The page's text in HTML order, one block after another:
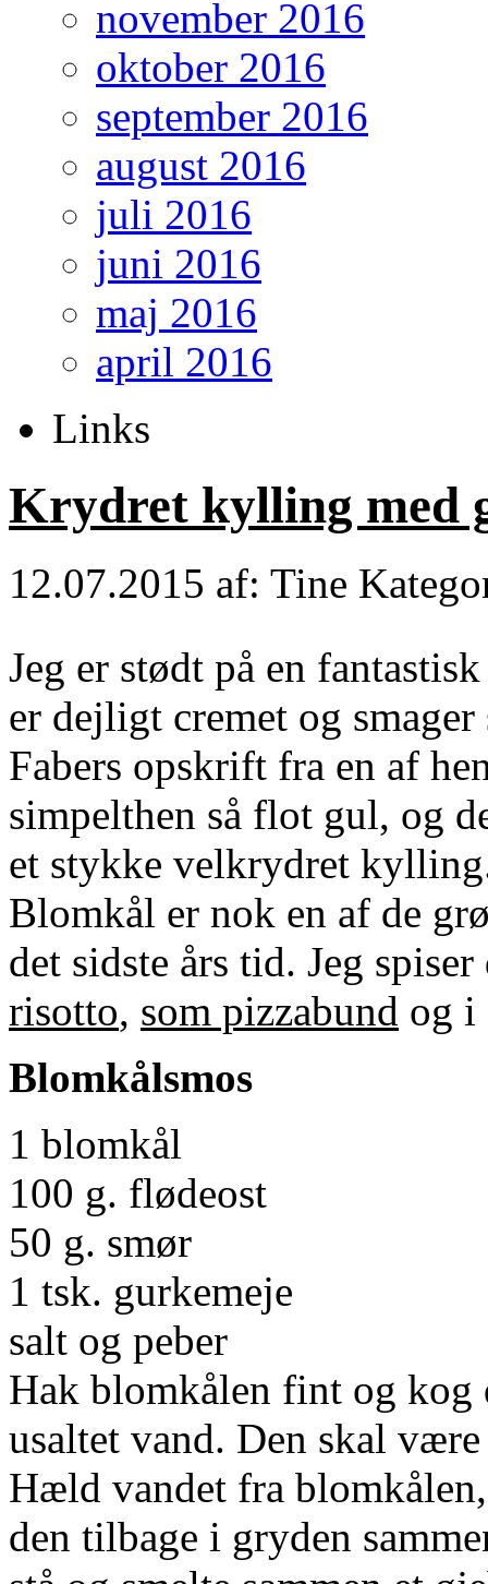
november 2016
oktober 2016
september 2016
august 2016
juli 2016
juni 2016
maj 2016
april 2016
Links
Krydret kylling med
12.07.2015 af: Tine
Jeg er stødt på en
er dejligt cremet og
Fabers opskrift fra en af
simpelthen så flot gul, og
et stykke velkrydret
Blomkål er nok en af de
det sidste års tid. Jeg
risotto, som pizzabund og
Blomkålsmos
1 blomkål
100 g. flødeost
50 g. smør
1 tsk. gurkemeje
salt og peber
Hak blomkålen fint og
usaltet vand. Den skal
Hæld vandet fra
den tilbage i gryden